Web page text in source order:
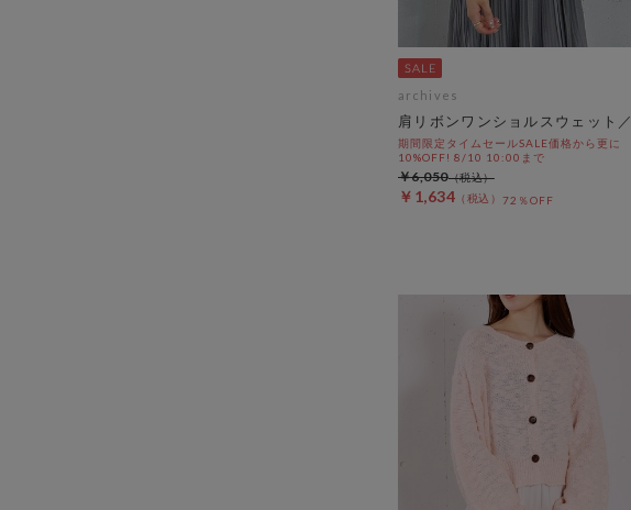
archives
肩リボンワンショルスウェット／
期間限定タイムセールSALE価格から更に
10%OFF! 8/10 10:00まで
￥1,634 72％OFF
￥6,050